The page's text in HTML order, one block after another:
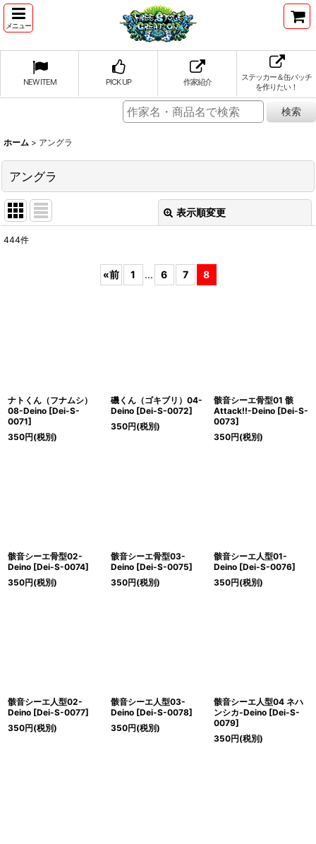
メニュー
NEW ITEM PICK UP 作家紹介
ステッカー＆缶バッチ
を作りたい！
ホーム > アングラ
アングラ
表示順変更
444件
«前 1 ... 6 7 8
ナトくん（フナムシ）
08-Deino [Dei-S-
0071]
350円(税別)
磯くん（ゴキブリ）04-
Deino [Dei-S-0072]
350円(税別)
骸音シーエ骨型01 骸
Attack!!-Deino [Dei-S-
0073]
350円(税別)
骸音シーエ骨型02-
Deino [Dei-S-0074]
350円(税別)
骸音シーエ骨型03-
Deino [Dei-S-0075]
350円(税別)
骸音シーエ人型01-
Deino [Dei-S-0076]
350円(税別)
骸音シーエ人型02-
Deino [Dei-S-0077]
350円(税別)
骸音シーエ人型03-
Deino [Dei-S-0078]
350円(税別)
骸音シーエ人型04 ネハ
ンシカ-Deino [Dei-S-
0079]
350円(税別)